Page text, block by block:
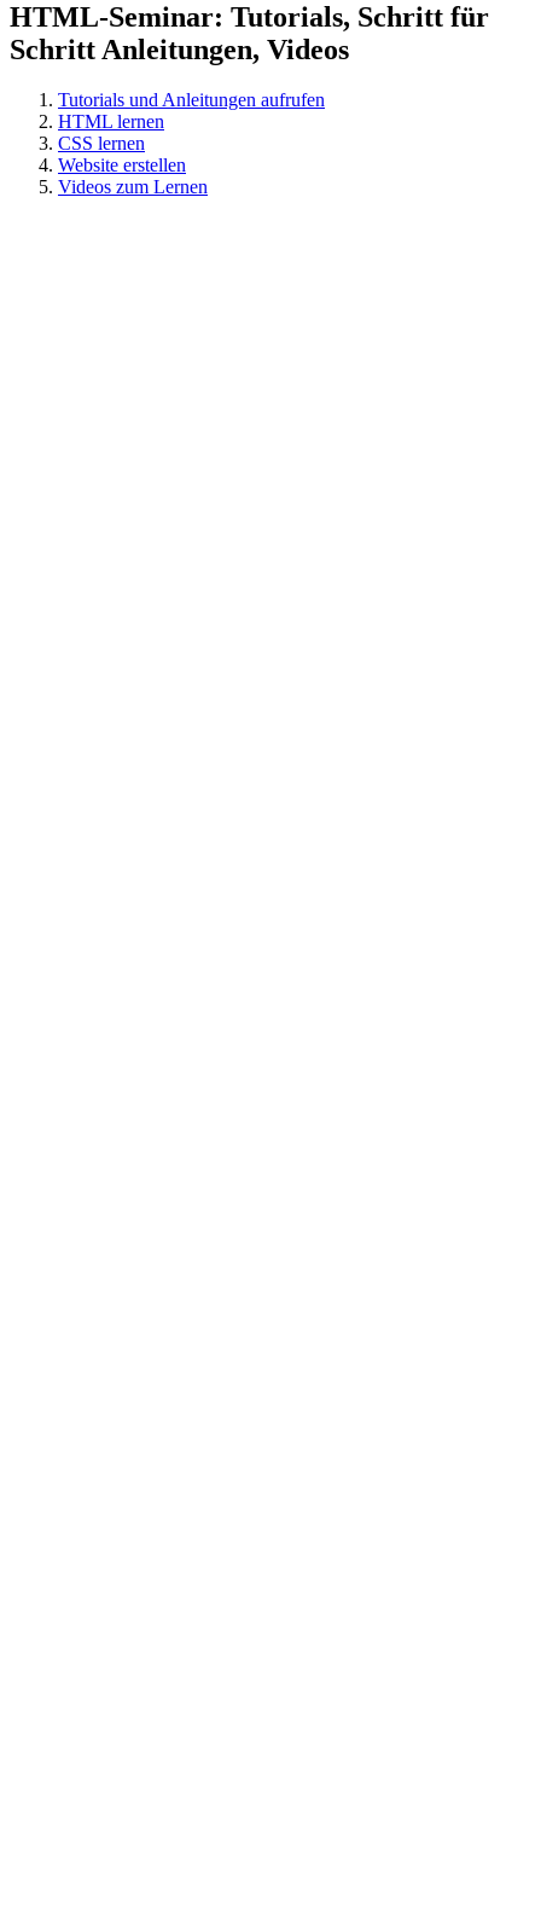
HTML-Seminar: Tutorials, Schritt für
Schritt Anleitungen, Videos
Tutorials und Anleitungen aufrufen
HTML lernen
CSS lernen
Website erstellen
Videos zum Lernen